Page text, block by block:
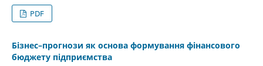
PDF
Бізнес–прогнози як основа формування фінансового
бюджету підприємства